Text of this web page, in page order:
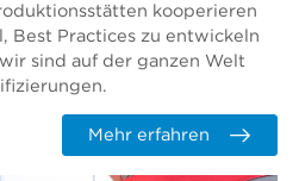
kooperieren
Best Practices zu entwickeln
sind auf der ganzen Welt
Mehr erfahren